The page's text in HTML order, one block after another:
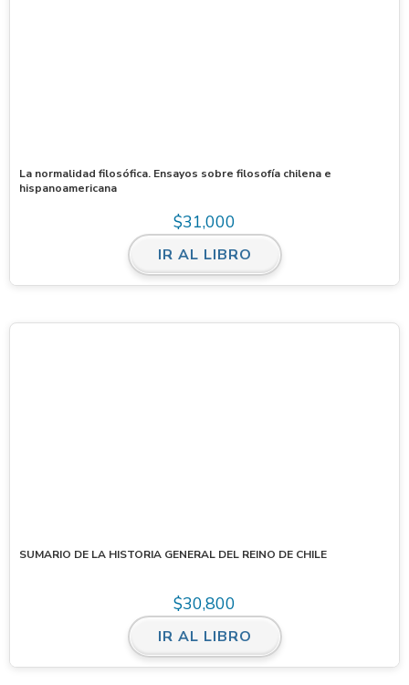
La normalidad filosófica. Ensayos sobre filosofía chilena e
hispanoamericana
$31,000
IR AL LIBRO
SUMARIO DE LA HISTORIA GENERAL DEL REINO DE CHILE
$30,800
IR AL LIBRO